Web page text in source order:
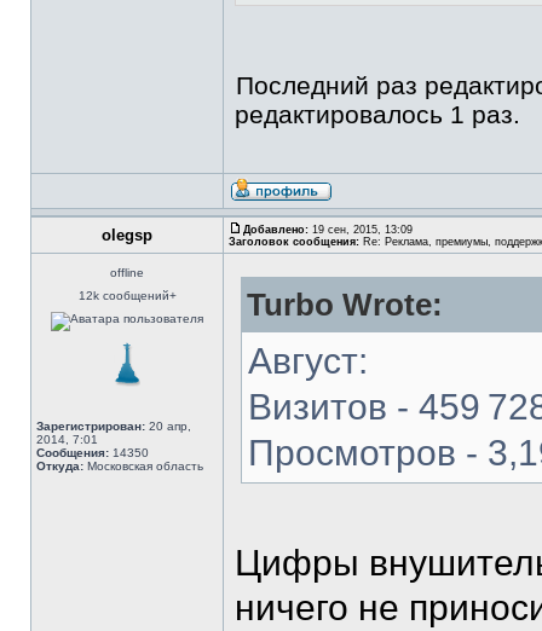
Последний раз
редактировалось 1 раз.
olegsp Добавлено: 19 сен, 2015, 13:09
Заголовок сообщения: Re: Реклама, премиумы,
offline
12k сообщений+
Зарегистрирован: 20 апр,
2014, 7:01
Сообщения: 14350
Откуда: Московская область
Turbo Wrote:
Август:
Визитов - 459
Просмотров -
Цифры
ничего не